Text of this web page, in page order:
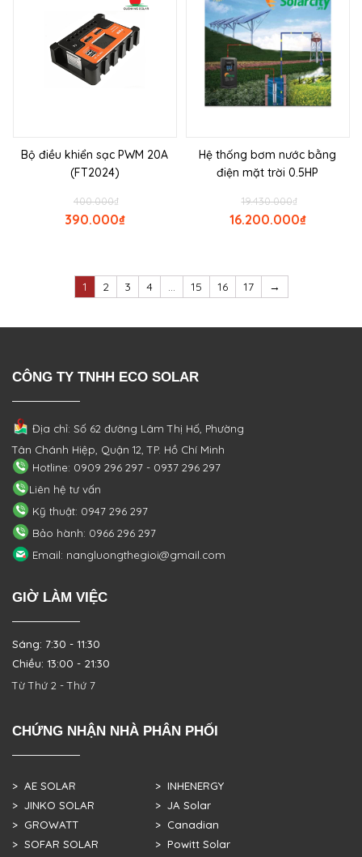
Bộ điều khiển sạc PWM 20A
(FT2024)
₫
400.000
₫
390.000
Hệ thống bơm nước bằng
điện mặt trời 0.5HP
₫
19.430.000
₫
16.200.000
1 2 3 4 … 15 16 17 →
CÔNG TY TNHH ECO SOLAR
Địa chỉ: Số 62 đường Lâm Thị Hố, Phường
Tân Chánh Hiệp, Quận 12, TP. Hồ Chí Minh
Hotline: 0909 296 297 - 0937 296 297
Liên hệ tư vấn
Kỹ thuật: 0947 296 297
Bảo hành: 0966 296 297
Email: nangluongthegioi@gmail.com
GIỜ LÀM VIỆC
Sáng: 7:30 - 11:30
Chiều: 13:00 - 21:30
Từ Thứ 2 - Thứ 7
CHỨNG NHẬN NHÀ PHÂN PHỐI
> AE SOLAR
> JINKO SOLAR
> GROWATT
> SOFAR SOLAR
> INHENERGY
> JA Solar
> Canadian
> Powitt Solar